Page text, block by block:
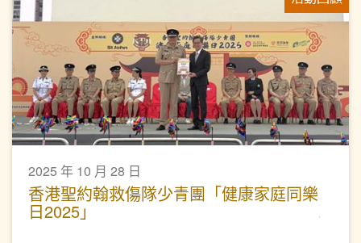
2025 年 10 月 28 日
香港聖約翰救傷隊少青團「健康家庭同樂
日2025」